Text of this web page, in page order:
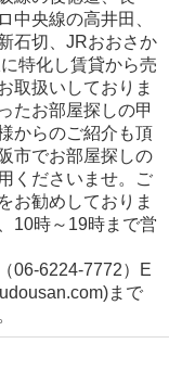
中央線の高井田、
石切、JRおおさか
特化し賃貸から売
取扱いしておりま
たお部屋探しの甲
からのご紹介も頂
市でお部屋探しの
くださいませ。ご
お勧めしておりま
10時～19時まで営
06-6224-7772）E
まで